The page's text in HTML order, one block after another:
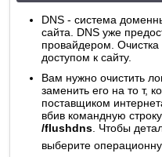
DNS - система
сайта. DNS уже
провайдером.
доступом к сайту.
Вам нужно очистить
заменить его на то т,
поставщиком
вбив командную
/flushdns . Чтобы
выберите